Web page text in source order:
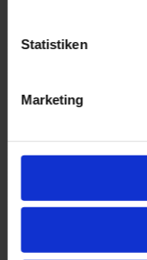
Statistiken
Marketing